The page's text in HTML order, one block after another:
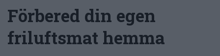
Förbered din egen
friluftsmat hemma